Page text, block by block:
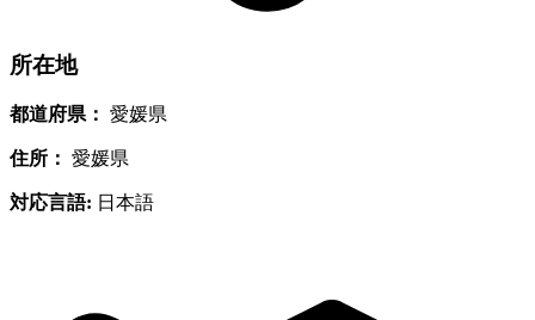
所在地
都道府県： 愛媛県
住所： 愛媛県
対応言語: 日本語